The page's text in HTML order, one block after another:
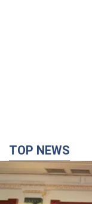
"Захист нашого
антибалістику
підтримку
Європейські